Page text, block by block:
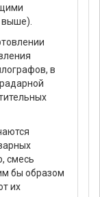
в
смесь
бы образом
их